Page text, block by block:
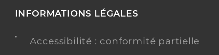
INFORMATIONS LÉGALES
Accessibilité : conformité partielle